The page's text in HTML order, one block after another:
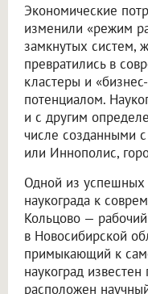
Экономические
изменили «режим
замкнутых систем,
превратились в
кластеры и
потенциалом.
и с другим
числе созданными
или Иннополис,
Одной из успешных
наукограда к
Кольцово —
в Новосибирской
примыкающий к
наукоград
расположен